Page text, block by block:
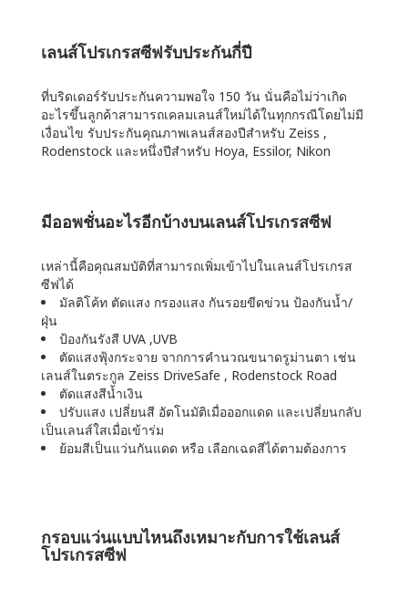
เลนส์โปรเกรสซีฟรับประกันกี่ปี
ที่บริดเดอร์รับประกันความพอใจ 150 วัน นั่นคือไม่ว่าเกิด
อะไรขึ้นลูกค้าสามารถเคลมเลนส์ใหม่ได้ในทุกกรณีโดยไม่มี
เงื่อนไข รับประกันคุณภาพเลนส์สองปีสำหรับ Zeiss ,
Rodenstock และหนึ่งปีสำหรับ Hoya, Essilor, Nikon
มีออพชั่นอะไรอีกบ้างบนเลนส์โปรเกรสซีฟ
เหล่านี้คือคุณสมบัติที่สามารถเพิ่มเข้าไปในเลนส์โปรเกรส
ซีฟได้
มัลติโค้ท ตัดแสง กรองแสง กันรอยขีดข่วน ป้องกันน้ำ/
ฝุ่น
ป้องกันรังสี UVA ,UVB
ตัดแสงฟุ้งกระจาย จากการคำนวณขนาดรูม่านตา เช่น
เลนส์ในตระกูล Zeiss DriveSafe , Rodenstock Road
ตัดแสงสีน้ำเงิน
ปรับแสง เปลี่ยนสี อัตโนมัติเมื่อออกแดด และเปลี่ยนกลับ
เป็นเลนส์ใสเมื่อเข้าร่ม
ย้อมสีเป็นแว่นกันแดด หรือ เลือกเฉดสีได้ตามต้องการ
กรอบแว่นแบบไหนถึงเหมาะกับการใช้เลนส์
โปรเกรสซีฟ